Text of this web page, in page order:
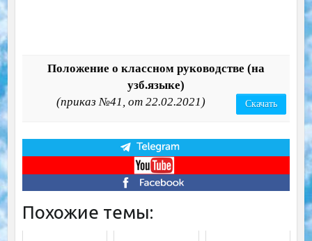
Положение о классном руководстве (на
узб.языке)
(приказ №41, от 22.02.2021)
Скачать
Похожие темы: